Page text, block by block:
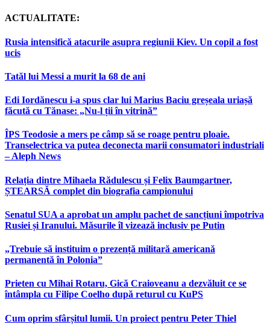
ACTUALITATE:
Rusia intensifică atacurile asupra regiunii Kiev. Un copil a fost
ucis
Tatăl lui Messi a murit la 68 de ani
Edi Iordănescu i-a spus clar lui Marius Baciu greșeala uriașă
făcută cu Tănase: „Nu-l ții în vitrină”
ÎPS Teodosie a mers pe câmp să se roage pentru ploaie.
Transelectrica va putea deconecta marii consumatori industriali
– Aleph News
Relația dintre Mihaela Rădulescu și Felix Baumgartner,
ȘTEARSĂ complet din biografia campionului
Senatul SUA a aprobat un amplu pachet de sancțiuni împotriva
Rusiei și Iranului. Măsurile îl vizează inclusiv pe Putin
„Trebuie să instituim o prezență militară americană
permanentă în Polonia”
Prieten cu Mihai Rotaru, Gică Craioveanu a dezvăluit ce se
întâmpla cu Filipe Coelho după returul cu KuPS
Cum oprim sfârșitul lumii. Un proiect pentru Peter Thiel